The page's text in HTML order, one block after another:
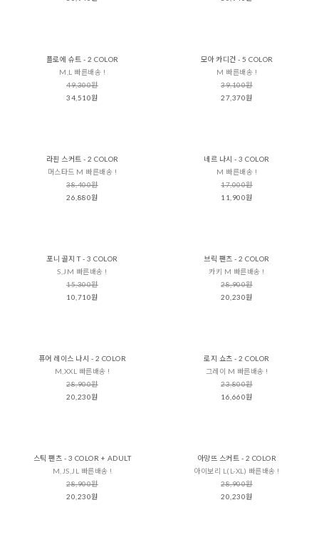
플로에 슈트 - 2 COLOR
M,L 빠른배송 !
49,300원
34,510원
모아 카디건 - 5 COLOR
M 빠른배송 !
39,100원
27,370원
라핀 스커트 - 2 COLOR
머스타드 M 빠른배송 !
38,400원
26,880원
네르 나시 - 3 COLOR
M 빠른배송 !
17,000원
11,900원
포니 골지 T - 3 COLOR
S,JM 빠른배송 !
15,300원
10,710원
브릭 팬츠 - 2 COLOR
카키 M 빠른배송 !
28,900원
20,230원
퓨어 레이스 나시 - 2 COLOR
M,XXL 빠른배송 !
28,900원
20,230원
로지 쇼츠 - 2 COLOR
그레이 M 빠른배송 !
23,800원
16,660원
스틱 팬츠 - 3 COLOR + ADULT
M,JS,JL 빠른배송 !
28,900원
20,230원
아망뜨 스커트 - 2 COLOR
아이보리 L(L-XL) 빠른배송 !
28,900원
20,230원